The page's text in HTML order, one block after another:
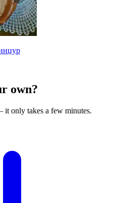
own?
only takes a few minutes.